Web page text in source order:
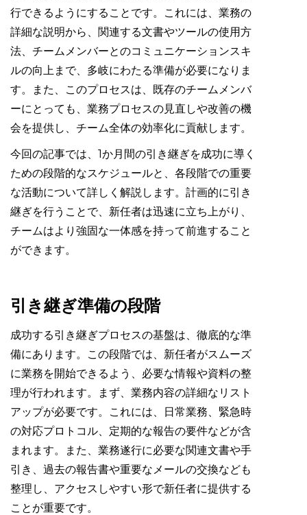
行できるようにすることです。これには、業務の
詳細な説明から、関連する文書やツールの使用方
法、チームメンバーとのコミュニケーションスキ
ルの向上まで、多岐にわたる準備が必要になりま
す。また、このプロセスは、既存のチームメンバ
ーにとっても、業務プロセスの見直しや改善の機
会を提供し、チーム全体の効率化に貢献します。
今回の記事では、1か月間の引き継ぎを成功に導く
ための段階的なスケジュールと、各段階での重要
な活動について詳しく解説します。計画的に引き
継ぎを行うことで、新任者は迅速に立ち上がり、
チームはより強固な一体感を持って前進すること
ができます。
引き継ぎ準備の段階
成功する引き継ぎプロセスの基盤は、徹底的な準
備にあります。この段階では、新任者がスムーズ
に業務を開始できるよう、必要な情報や資料の整
理が行われます。まず、業務内容の詳細なリスト
アップが必要です。これには、日常業務、緊急時
の対応プロトコル、定期的な報告の要件などが含
まれます。また、業務遂行に必要な関連文書や手
引き、過去の報告書や重要なメールの交換なども
整理し、アクセスしやすい形で新任者に提供する
ことが重要です。